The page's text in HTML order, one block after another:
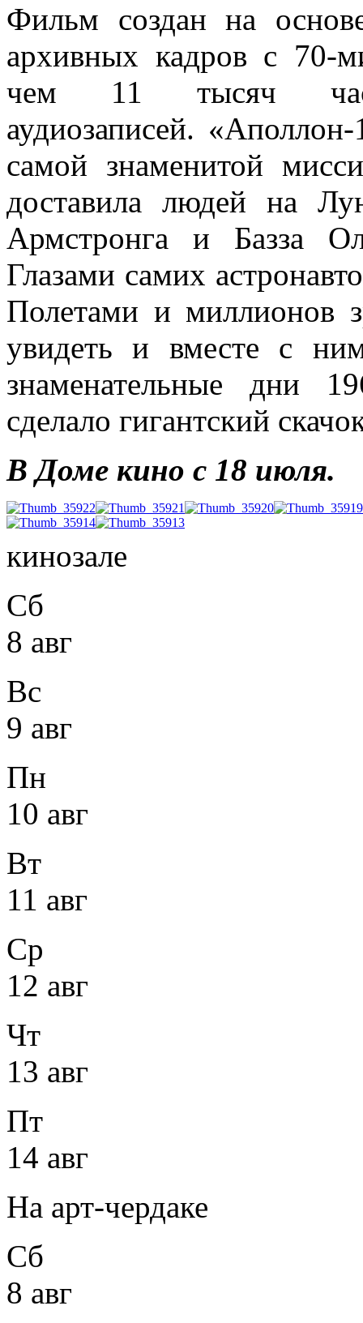
Фильм создан на
архивных кадров с 70-
чем 11 тысяч часов
аудиозаписей.
самой знаменитой
доставила людей на
Армстронга и Базза
Глазами самих
Полетами и миллионов
увидеть и вместе с
знаменательные дни
сделало гигантский
В Доме кино с 18 июля.
кинозале
Сб
8 авг
Вс
9 авг
Пн
10 авг
Вт
11 авг
Ср
12 авг
Чт
13 авг
Пт
14 авг
На арт-чердаке
Сб
8 авг